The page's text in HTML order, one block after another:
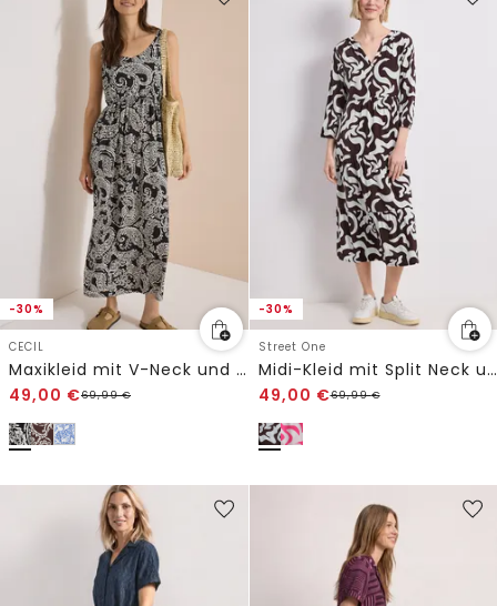
-30%
CECIL
Maxikleid mit V-Neck und Print
49,00 €69,99€
-30%
Street One
Midi-Kleid mit Split Neck und Print
49,00 €69,99€